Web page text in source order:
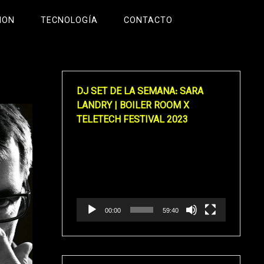
TECNOLOGÍA CONTACTO
DJ SET DE LA SEMANA: SARA
LANDRY | BOILER ROOM X
TELETECH FESTIVAL 2023
00:00 59:40